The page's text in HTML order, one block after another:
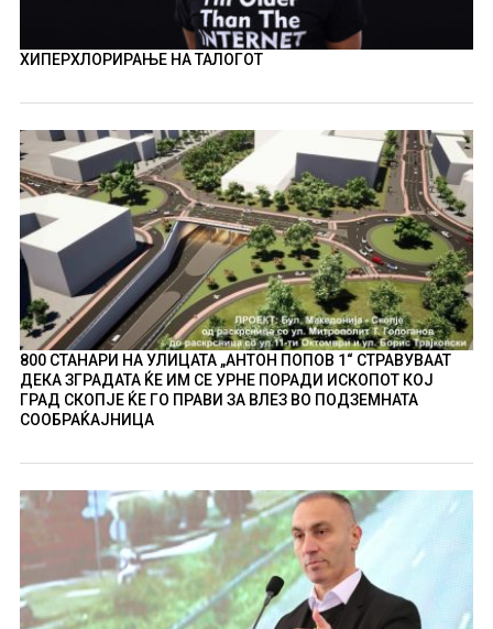
ХИПЕРХЛОРИРАЊЕ НА ТАЛОГОТ
800 СТАНАРИ НА УЛИЦАТА „АНТОН ПОПОВ 1“ СТРАВУВААТ
ДЕКА ЗГРАДАТА ЌЕ ИМ СЕ УРНЕ ПОРАДИ ИСКОПОТ КОЈ
ГРАД СКОПЈЕ ЌЕ ГО ПРАВИ ЗА ВЛЕЗ ВО ПОДЗЕМНАТА
СООБРАЌАЈНИЦА